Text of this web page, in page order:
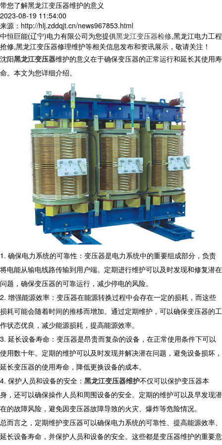
带您了解黑龙江变压器维护的意义
2023-08-19 11:54:00
来源：http://hlj.zddqjt.cn/news967853.html
中恒巨能(辽宁)电力有限公司为您提供黑龙江变压器检修,黑龙江电力工程
抢修,黑龙江变压器修理维护等相关信息发布和资讯展示，敬请关注！
沈阳黑龙江变压器维护的意义在于确保变压器的正常运行和延长其使用寿
命。本文为您详细介绍。
1. 确保电力系统的可靠性：变压器是电力系统中的重要组成部分，负责
将电能从输电线路传输到用户端。定期进行维护可以及时发现和修复潜在
问题，确保变压器的可靠运行，减少停电的风险。
2. 增强能源效率：变压器在能源转换过程中会存在一定的损耗，而这些
损耗可能会随着时间的推移而增加。通过定期维护，可以确保变压器的工
作状态优良，减少能源损耗，提高能源效率。
3. 延长设备寿命：变压器是昂贵而复杂的设备，在正常使用条件下可以
使用数十年。定期的维护可以及时发现并解决潜在问题，避免设备损坏，
延长变压器的使用寿命，降低更换设备的成本。
4. 保护人员和设备的安全： 黑龙江变压器维护不仅可以保护变压器本
身，还可以确保操作人员和周围设备的安全。定期的维护可以及早发现潜
在的故障风险，避免因变压器故障导致的火灾、爆炸等危险情况。
总而言之，定期维护变压器可以确保电力系统的可靠性、提高能源效率、
延长设备寿命，并保护人员和设备的安全。这些都是变压器维护的重要意